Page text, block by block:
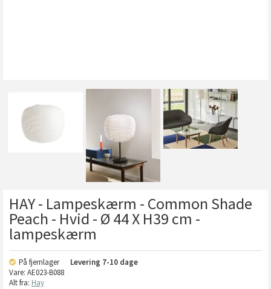
HAY - Lampeskærm - Common Shade
Peach - Hvid - Ø 44 X H39 cm -
lampeskærm
På fjernlager Levering 7-10 dage
Vare: AE023-B088
Alt fra: Hay